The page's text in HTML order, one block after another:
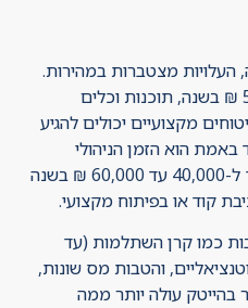
מצטברות במהירות.
רואה חשבון יכול לעלות עד 5,000 ₪ בשנה, תוכנות וכלים
ל-4,800 ₪, וביטוחים מקצועיים יכולים להגיע
באמת הוא הזמן הניהולי
שמושקע בבירוקרטיה – שווה ערך ל-40,000 עד 60,000 ₪ בשנה
קוד או בפיתוח מקצועי.
כמו קרן השתלמות (עד
והטבות מס שונות,
בהייטק עולה יותר ממה